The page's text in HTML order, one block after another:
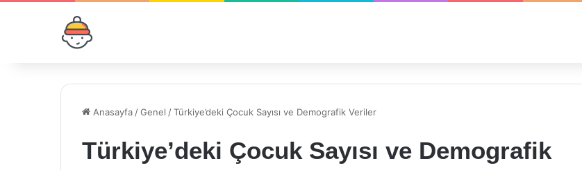
Anasayfa /Genel /Türkiye’deki Çocuk Sayısı ve Demografik Veriler
Türkiye’deki Çocuk Sayısı ve Demografik